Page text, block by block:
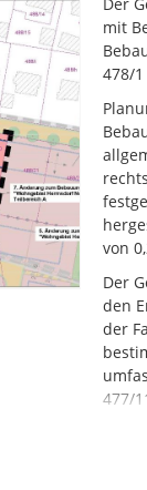
mit
478/
von
Der
den
der
477/
Der